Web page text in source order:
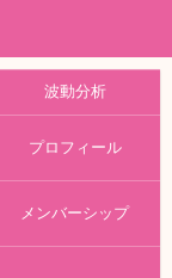
波動分析
プロフィール
メンバーシップ